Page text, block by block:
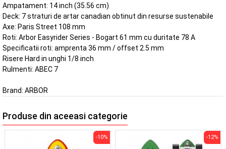
Ampatament: 14 inch (35.56 cm)
Deck: 7 straturi de artar canadian obtinut din resurse sustenabile
Axe: Paris Street 108 mm
Roti: Arbor Easyrider Series - Bogart 61 mm cu duritate 78 A
Specificatii roti: amprenta 36 mm / offset 2.5 mm
Risere Hard in unghi 1/8 inch
Rulmenti: ABEC 7
Brand: ARBOR
Produse din aceeasi categorie
-10% -12%